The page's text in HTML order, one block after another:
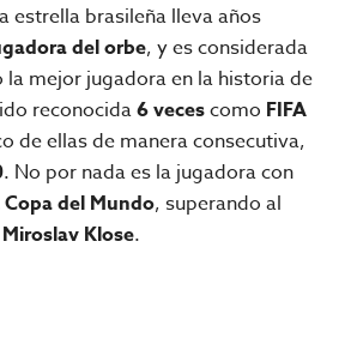
estrella brasileña lleva años
del orbe, y es considerada
mejor jugadora en la historia de
reconocida6 vecescomo FIFA
de ellas de manera consecutiva,
. No por nada es la jugadora con
del Mundo, superando al
Miroslav Klose.